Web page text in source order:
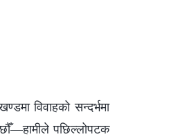
विवाहको सन्दर्भमा
पछिल्लोपटक